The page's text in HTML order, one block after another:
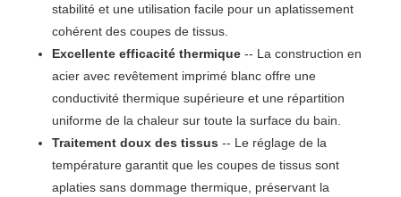
stabilité et une utilisation facile pour un aplatissement
cohérent des coupes de tissus.
Excellente efficacité thermique-- La construction en
acier avec revêtement imprimé blanc offre une
conductivité thermique supérieure et une répartition
uniforme de la chaleur sur toute la surface du bain.
Traitement doux des tissus -- Le réglage de la
température garantit que les coupes de tissus sont
aplaties sans dommage thermique, préservant la